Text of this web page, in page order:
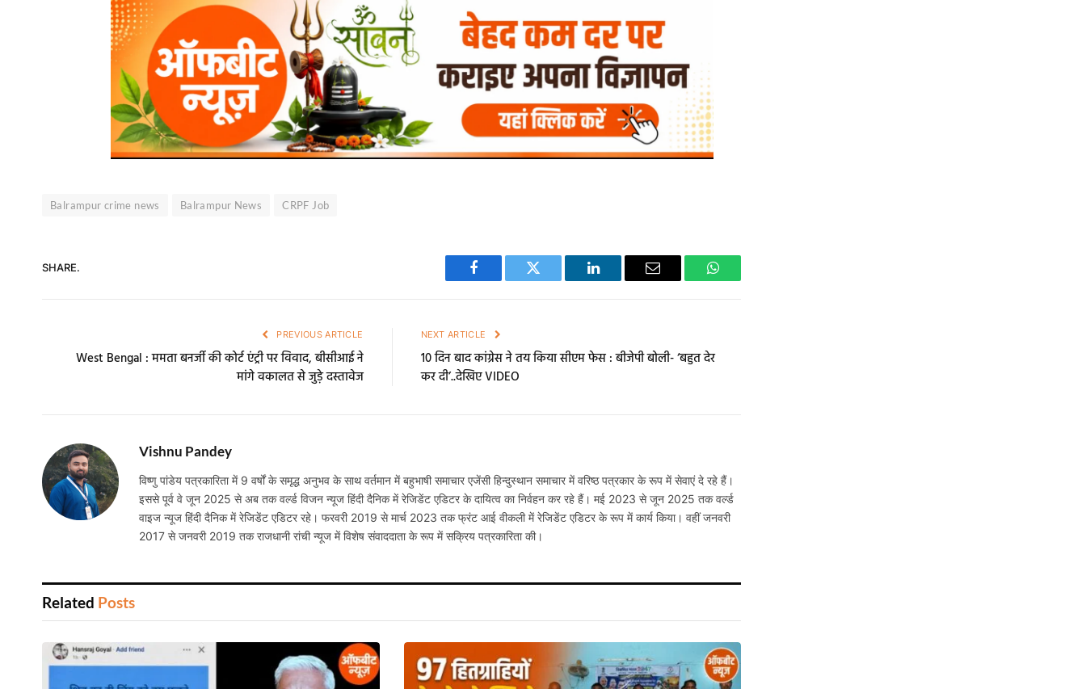
Balrampur crime news Balrampur News CRPF Job
SHARE.
Facebook Twitter LinkedIn Email WhatsApp
PREVIOUS ARTICLE
West Bengal : ममता बनर्जी की कोर्ट एंट्री पर विवाद, बीसीआई ने
मांगे वकालत से जुड़े दस्तावेज
NEXT ARTICLE
10 दिन बाद कांग्रेस ने तय किया सीएम फेस : बीजेपी बोली- ‘बहुत देर
कर दी’..देखिए VIDEO
Vishnu Pandey
विष्णु पांडेय पत्रकारिता में 9 वर्षों के समृद्ध अनुभव के साथ वर्तमान में बहुभाषी समाचार एजेंसी हिन्दुस्थान समाचार में वरिष्ठ पत्रकार के रूप में सेवाएं दे रहे हैं।
इससे पूर्व वे जून 2025 से अब तक वर्ल्ड विजन न्यूज हिंदी दैनिक में रेजिडेंट एडिटर के दायित्व का निर्वहन कर रहे हैं। मई 2023 से जून 2025 तक वर्ल्ड
वाइज न्यूज हिंदी दैनिक में रेजिडेंट एडिटर रहे। फरवरी 2019 से मार्च 2023 तक फ्रंट आई वीकली में रेजिडेंट एडिटर के रूप में कार्य किया। वहीं जनवरी
2017 से जनवरी 2019 तक राजधानी रांची न्यूज में विशेष संवाददाता के रूप में सक्रिय पत्रकारिता की।
Related Posts